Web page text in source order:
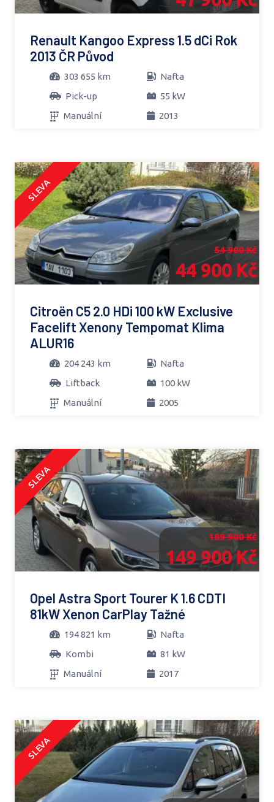
Renault Kangoo Express 1.5 dCi Rok
2013 ČR Původ
303 655 km
Nafta
Pick-up
55 kW
Manuální
2013
SLEVA
54 900 Kč
44 900 Kč
Citroën C5 2.0 HDi 100 kW Exclusive
Facelift Xenony Tempomat Klima
ALUR16
204 243 km
Nafta
Liftback
100 kW
Manuální
2005
SLEVA
189 900 Kč
149 900 Kč
Opel Astra Sport Tourer K 1.6 CDTI
81kW Xenon CarPlay Tažné
194 821 km
Nafta
Kombi
81 kW
Manuální
2017
SLEVA